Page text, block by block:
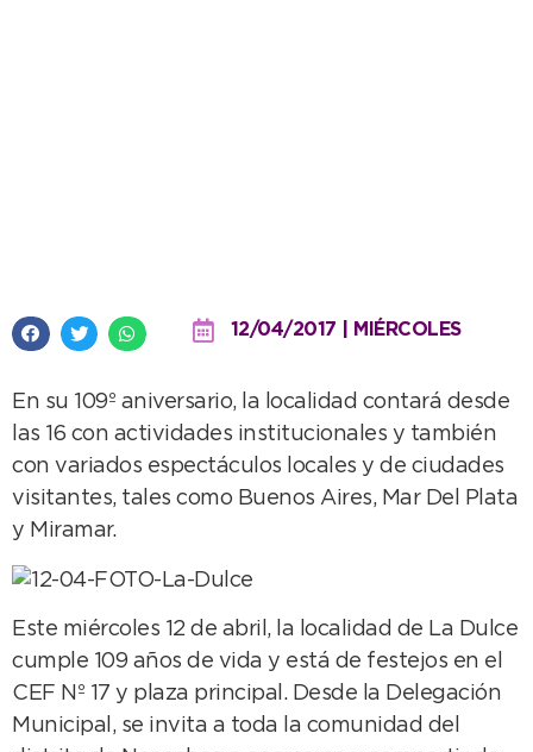
12/04/2017 | MIÉRCOLES
En su 109º aniversario, la localidad contará desde
las 16 con actividades institucionales y también
con variados espectáculos locales y de ciudades
visitantes, tales como Buenos Aires, Mar Del Plata
y Miramar.
Este miércoles 12 de abril, la localidad de La Dulce
cumple 109 años de vida y está de festejos en el
CEF Nº 17 y plaza principal. Desde la Delegación
Municipal, se invita a toda la comunidad del